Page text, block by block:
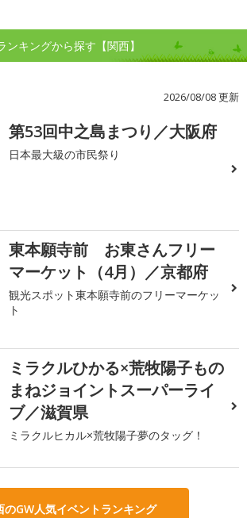
ンキングから探す【関西】
2026/08/08 更新
第53回中之島まつり／大阪府
日本最大級の市民祭り
東本願寺前 お東さんフリー
マーケット（4月）／京都府
観光スポット東本願寺前のフリーマーケッ
ト
ミラクルひかる×荒牧陽子もの
まねジョイントスーパーライ
ブ／滋賀県
ミラクルヒカル×荒牧陽子夢のタッグ！
のGW人気イベントランキング